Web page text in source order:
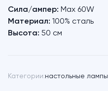
Сила/ампер: Max 60W
Материал: 100% сталь
Высота: 50 см
Категории:настольные лампы